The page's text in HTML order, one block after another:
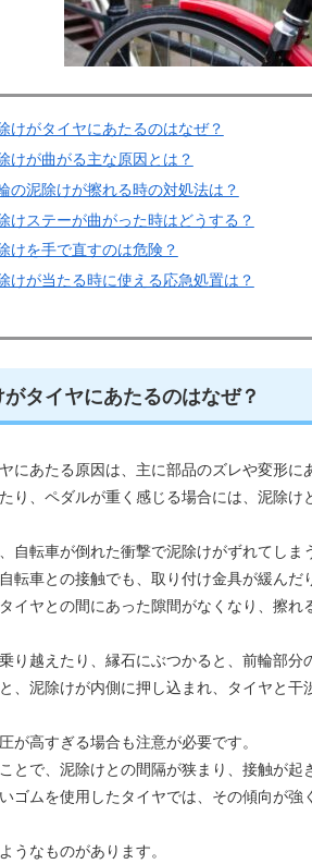
けがタイヤにあたるのはなぜ？
けが曲がる主な原因とは？
の泥除けが擦れる時の対処法は？
けステーが曲がった時はどうする？
けを手で直すのは危険？
けが当たる時に使える応急処置は？
タイヤにあたるのはなぜ？
にあたる原因は、主に部品のズレや変形に
り、ペダルが重く感じる場合には、泥除け
自転車が倒れた衝撃で泥除けがずれてしま
転車との接触でも、取り付け金具が緩んだ
イヤとの間にあった隙間がなくなり、擦れ
り越えたり、縁石にぶつかると、前輪部分
、泥除けが内側に押し込まれ、タイヤと干
が高すぎる場合も注意が必要です。
とで、泥除けとの間隔が狭まり、接触が起
ゴムを使用したタイヤでは、その傾向が強
うなものがあります。